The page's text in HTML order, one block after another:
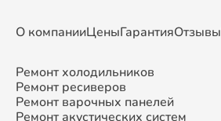
О компанииЦеныГарантияОтзывы
Ремонт холодильников
Ремонт ресиверов
Ремонт варочных панелей
Ремонт акустических систем